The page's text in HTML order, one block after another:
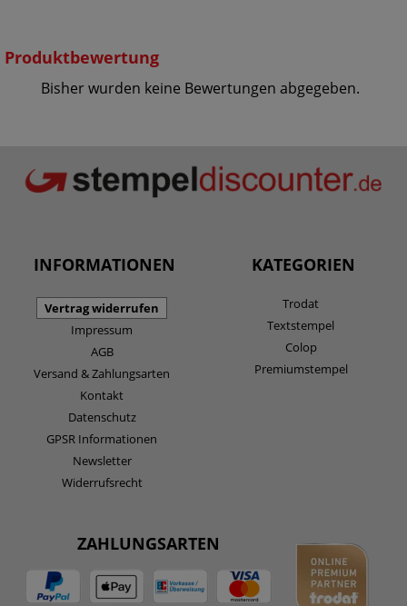
Produktbewertung
Bisher wurden keine Bewertungen abgegeben.
INFORMATIONEN
Vertrag widerrufen
Impressum
AGB
Versand & Zahlungsarten
Kontakt
Datenschutz
GPSR Informationen
Newsletter
Widerrufsrecht
KATEGORIEN
Trodat
Textstempel
Colop
Premiumstempel
ZAHLUNGSARTEN